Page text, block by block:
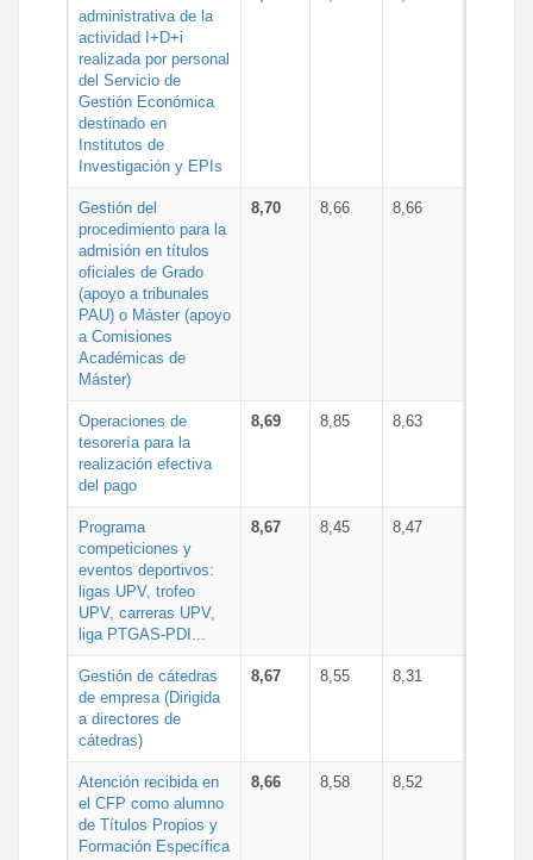
administrativa de la
actividad I+D+i
realizada por personal
del Servicio de
Gestión Económica
destinado en
Institutos de
Investigación y EPIs
Gestión del
procedimiento para la
admisión en títulos
oficiales de Grado
(apoyo a tribunales
PAU) o Máster (apoyo
a Comisiones
Académicas de
Máster)
8,70 8,66 8,66
Operaciones de
tesorería para la
realización efectiva
del pago
8,69 8,85 8,63
Programa
competiciones y
eventos deportivos:
ligas UPV, trofeo
UPV, carreras UPV,
liga PTGAS-PDI...
8,67 8,45 8,47
Gestión de cátedras
de empresa (Dirigida
a directores de
cátedras)
8,67 8,55 8,31
Atención recibida en
el CFP como alumno
de Títulos Propios y
Formación Específica
8,66 8,58 8,52